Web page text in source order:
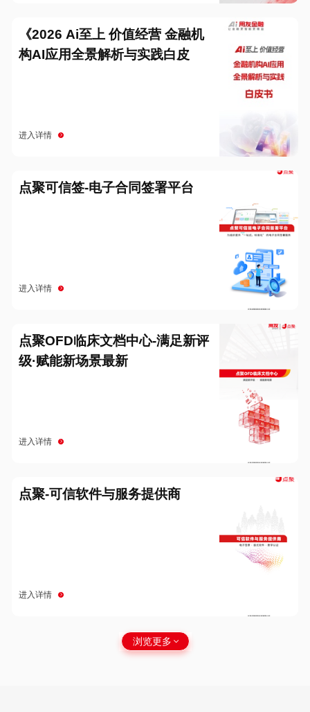
《2026 Ai至上 价值经营 金融机
构AI应用全景解析与实践白皮
进入详情
点聚可信签-电子合同签署平台
进入详情
点聚OFD临床文档中心-满足新评
级·赋能新场景最新
进入详情
点聚-可信软件与服务提供商
进入详情
浏览更多